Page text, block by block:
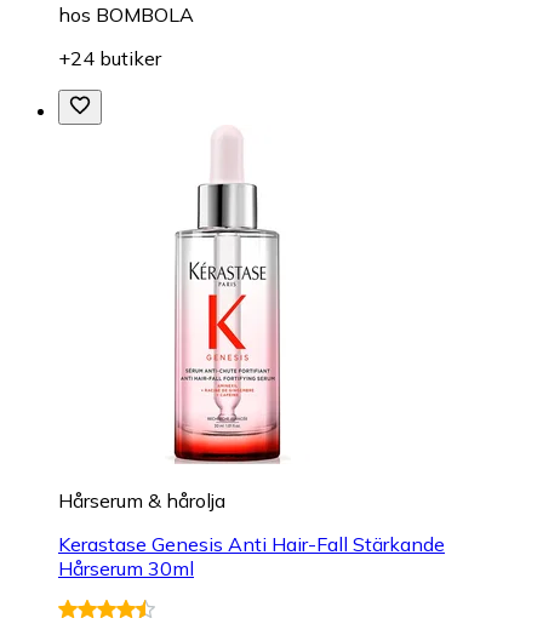
hos BOMBOLA
+24 butiker
Hårserum & hårolja
Kerastase Genesis Anti Hair-Fall Stärkande
Hårserum 30ml